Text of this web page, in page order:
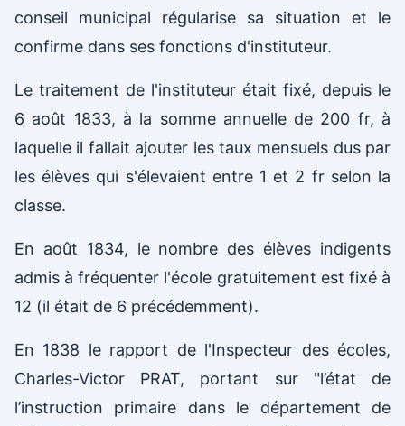
conseil municipal régularise sa situation et le
confirme dans ses fonctions d'instituteur.
Le traitement de l'instituteur était fixé, depuis le
6 août 1833, à la somme annuelle de 200 fr, à
laquelle il fallait ajouter les taux mensuels dus par
les élèves qui s'élevaient entre 1 et 2 fr selon la
classe.
En août 1834, le nombre des élèves indigents
admis à fréquenter l'école gratuitement est fixé à
12 (il était de 6 précédemment).
En 1838 le rapport de l'Inspecteur des écoles,
Charles-Victor PRAT, portant sur "l’état de
l’instruction primaire dans le département de